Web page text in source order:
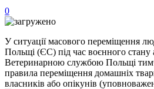
0
У ситуації масового переміщення
Польщі (ЄС) під час воєнного стану
Ветеринарною службою Польщі
правила переміщення домашніх
власників або опікунів